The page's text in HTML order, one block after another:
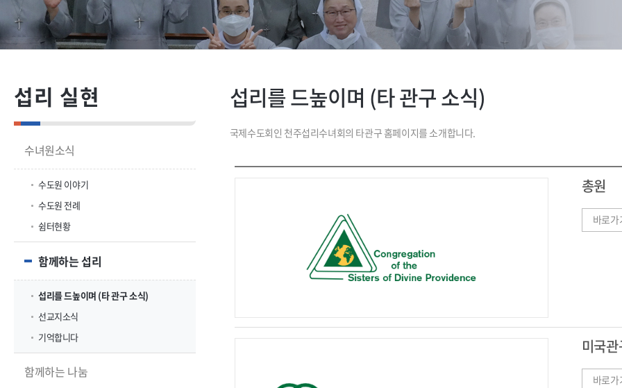
섭리를 드높이며 (타 관구 소식)
국제수도회인 천주섭리수녀회의 타관구 홈페이지를 소개합니다.
총원
바로가
미국
바로가
섭리 실현
수녀원소식
수도원 이야기
수도원 전례
쉼터현황
함께하는 섭리
섭리를 드높이며 (타 관구 소식)
선교지소식
기억합니다
함께하는 나눔